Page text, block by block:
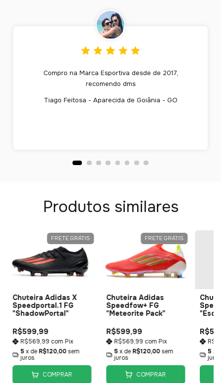
Compro na Marca Esportiva desde de 2017,
recomendo dms
Tiago Feitosa - Aparecida de Goiânia - GO
Produtos similares
FRETE GRÁTIS
Chuteira Adidas X
Speedportal.1 FG
"ShadowPortal"
R$599,99
R$569,99 com Pix
5x deR$120,00 sem
juros
COMPRAR
FRETE GRÁTIS
Chuteira Adidas
Speedfow+ FG
"Meteorite Pack"
R$599,99
R$569,99 com Pix
5 x deR$120,00 sem
juros
COMPRAR
5 x